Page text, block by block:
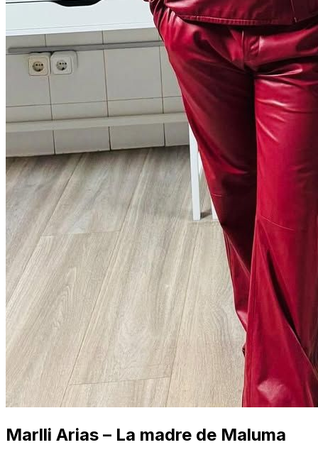
Marlli Arias – La madre de Maluma